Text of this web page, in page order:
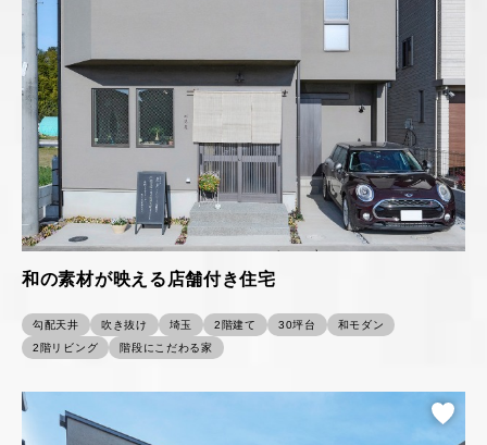
和の素材が映える店舗付き住宅
勾配天井 吹き抜け 埼玉 2階建て 30坪台
和モダン
2階リビング
階段にこだわる家